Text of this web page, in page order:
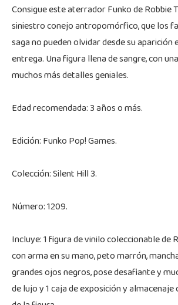
Consigue este aterrador Funko de Robbie
siniestro conejo antropomórfico, que los
saga no pueden olvidar desde su aparición
entrega. Una figura llena de sangre, con
muchos más detalles geniales.
Edad recomendada: 3 años o más.
Edición: Funko Pop! Games.
Colección: Silent Hill 3.
Número: 1209.
Incluye: 1 figura de vinilo coleccionable de
con arma en su mano, peto marrón,
grandes ojos negros, pose desafiante y
de lujo y 1 caja de exposición y